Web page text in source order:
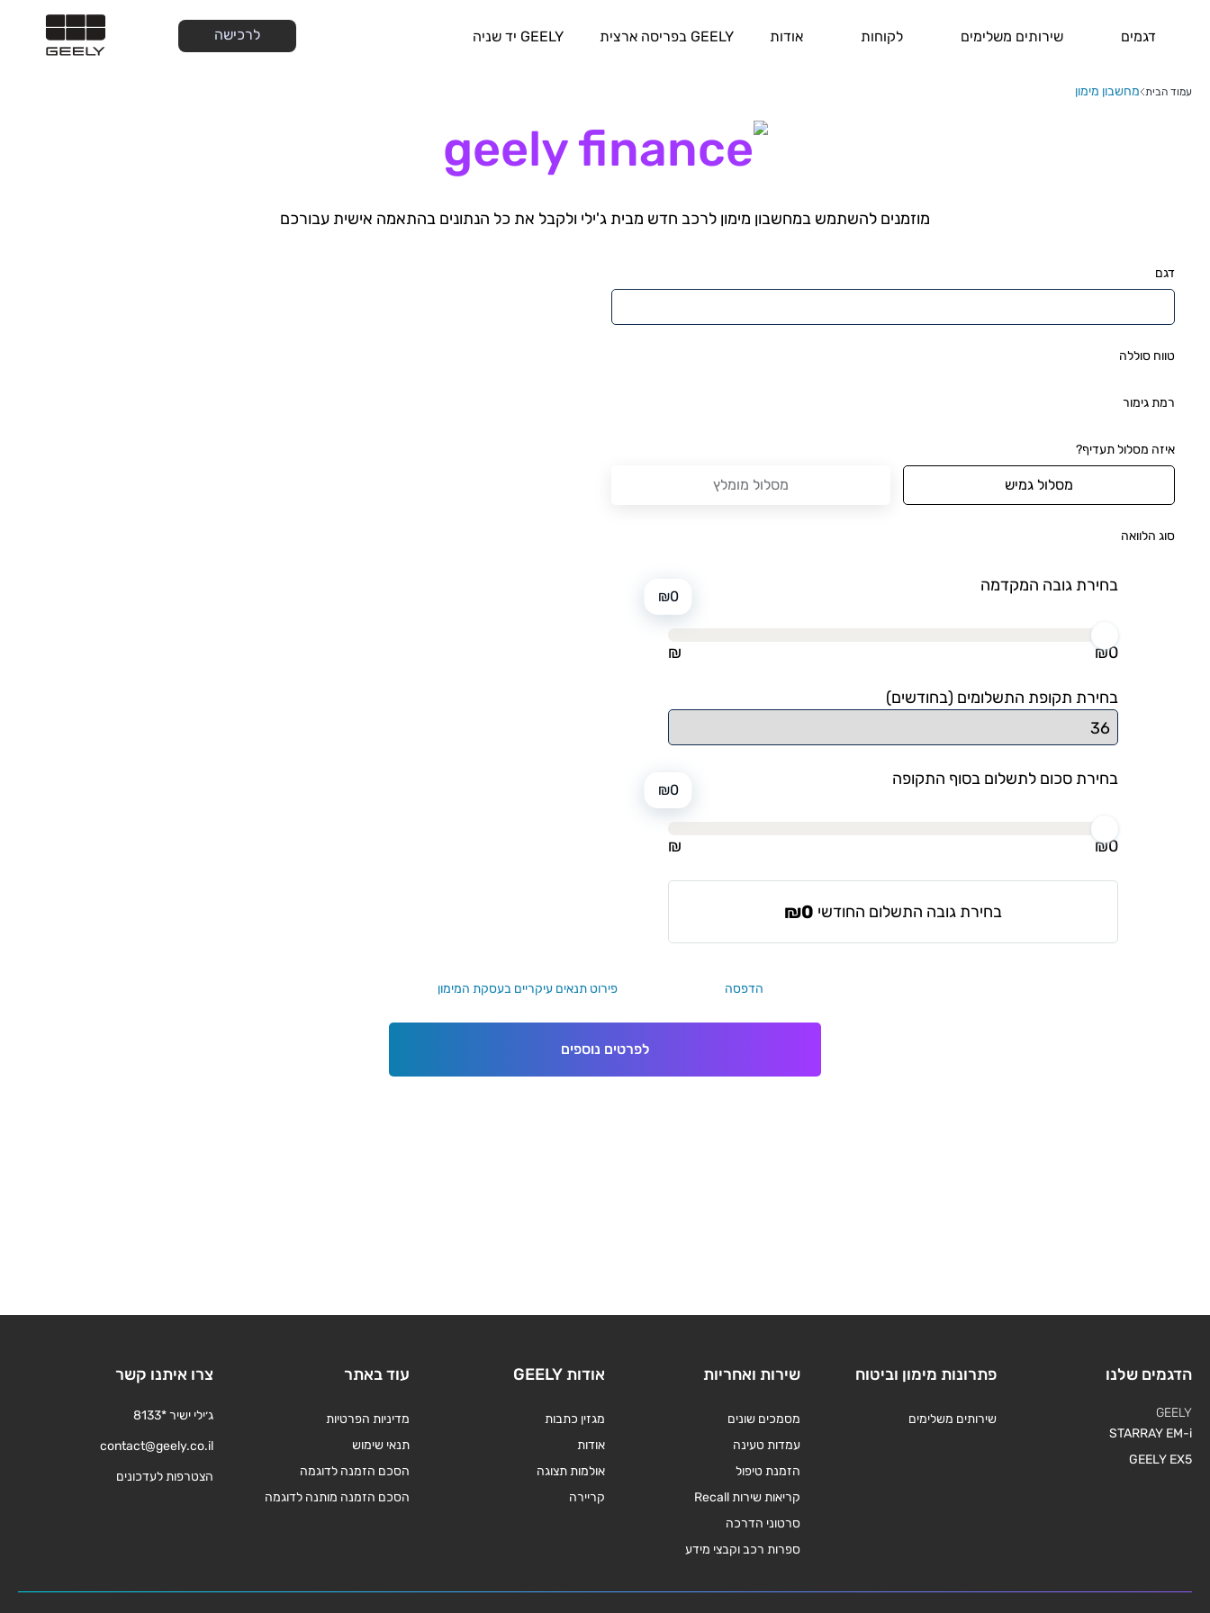
דגמים שירותים משלימים לקוחות אודות GEELY בפריסה ארצית GEELY יד שניה לרכישה
עמוד הבית מחשבון מימון
מוזמנים להשתמש במחשבון מימון לרכב חדש מבית ג'ילי ולקבל את כל הנתונים בהתאמה אישית עבורכם
דגם
טווח סוללה
רמת גימור
איזה מסלול תעדיף?
מסלול גמיש מסלול מומלץ
סוג הלוואה
בחירת גובה המקדמה
₪0
₪0
₪
בחירת תקופת התשלומים (בחודשים)
בחירת סכום לתשלום בסוף התקופה
₪0
₪0
₪
בחירת גובה התשלום החודשי ₪0
הדפסה פירוט תנאים עיקריים בעסקת המימון
לפרטים נוספים
הדגמים שלנו
GEELY
STARRAY EM-i
GEELY EX5
פתרונות מימון וביטוח
שירותים משלימים
שירות ואחריות
מסמכים שונים
עמדות טעינה
הזמנת טיפול
קריאות שירות Recall
סרטוני הדרכה
ספרות רכב וקבצי מידע
אודות GEELY
מגזין כתבות
אודות
אולמות תצוגה
קריירה
עוד באתר
מדיניות הפרטיות
תנאי שימוש
הסכם הזמנה לדוגמה
הסכם הזמנה מותנה לדוגמה
צרו איתנו קשר
ג׳ילי ישיר *8133
contact@geely.co.il
הצטרפות לעדכונים